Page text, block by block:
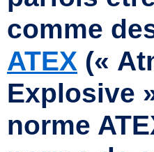
comme
ATEX («
Explosive
norme